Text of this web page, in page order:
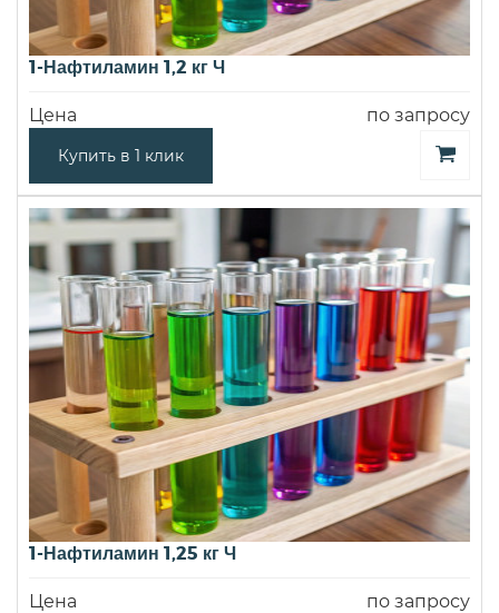
1-Нафтиламин 1,2 кг Ч
Цена по запросу
Купить в 1 клик
1-Нафтиламин 1,25 кг Ч
Цена по запросу